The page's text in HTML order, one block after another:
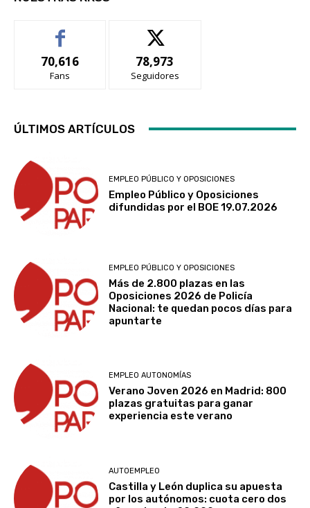
70,616
Fans
78,973
Seguidores
ÚLTIMOS ARTÍCULOS
EMPLEO PÚBLICO Y OPOSICIONES
Empleo Público y Oposiciones
difundidas por el BOE 19.07.2026
EMPLEO PÚBLICO Y OPOSICIONES
Más de 2.800 plazas en las
Oposiciones 2026 de Policía
Nacional: te quedan pocos días para
apuntarte
EMPLEO AUTONOMÍAS
Verano Joven 2026 en Madrid: 800
plazas gratuitas para ganar
experiencia este verano
AUTOEMPLEO
Castilla y León duplica su apuesta
por los autónomos: cuota cero dos